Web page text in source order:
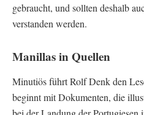
gebraucht, und sollten deshalb
verstanden werden.
Manillas in Quellen
Minutiös führt Rolf Denk den
beginnt mit Dokumenten, die